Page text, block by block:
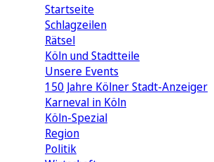
Startseite
Schlagzeilen
Rätsel
Köln und Stadtteile
Unsere Events
150 Jahre Kölner Stadt-Anzeiger
Karneval in Köln
Köln-Spezial
Region
Politik